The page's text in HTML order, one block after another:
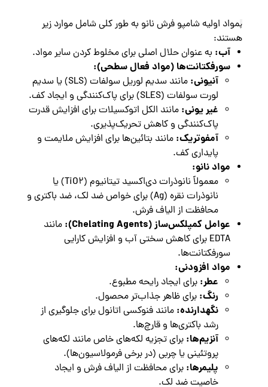
پمواد اولیه شامپو فرش نانو به طور کلی شامل موارد زیر
هستند:
آب: به عنوان حلال اصلی برای مخلوط کردن سایر مواد.
سورفکتانت‌ها (مواد فعال سطحی):
آنیونی:
مانند سدیم لوریل سولفات (SLS) یا سدیم
لورت سولفات (SLES) برای پاک‌کنندگی و ایجاد کف.
غیر یونی: مانند الکل اتوکسیلات برای افزایش قدرت
پاک‌کنندگی و کاهش تحریک‌پذیری.
آمفوتریک: مانند بتائین‌ها برای افزایش ملایمت و
پایداری کف.
مواد نانو:
معمولاً نانوذرات دی‌اکسید تیتانیوم (TiO2) یا
نانوذرات نقره (Ag) برای خواص ضد لک، ضد باکتری و
محافظت از الیاف فرش.
عوامل کمپلکس‌ساز (Chelating Agents):
مانند
EDTA برای کاهش سختی آب و افزایش کارایی
سورفکتانت‌ها.
مواد افزودنی:
عطر: برای ایجاد رایحه مطبوع.
رنگ: برای ظاهر جذاب‌تر محصول.
نگهدارنده: مانند فنوکسی اتانول برای جلوگیری از
رشد باکتری‌ها و قارچ‌ها.
آنزیم‌ها: برای تجزیه لکه‌های خاص مانند لکه‌های
پروتئینی یا چربی (در برخی فرمولاسیون‌ها).
پلیمرها: برای محافظت از الیاف فرش و ایجاد
خاصیت ضد لک.